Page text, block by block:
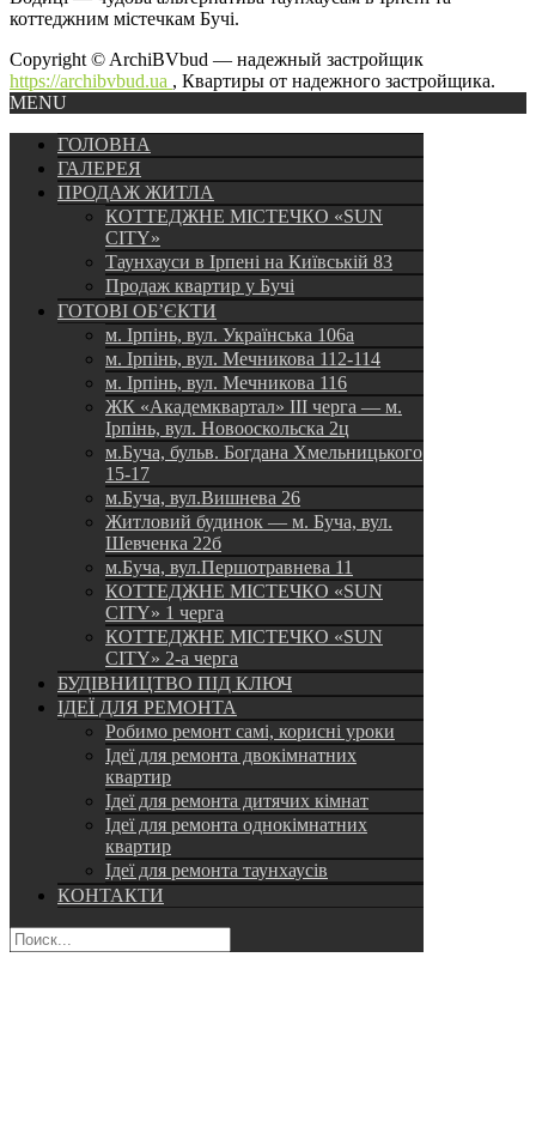
коттеджним містечкам Бучі.
Copyright © ArchiBVbud — надежный застройщик
https://archibvbud.ua , Квартиры от надежного застройщика.
MENU
ГОЛОВНА
ГАЛЕРЕЯ
ПРОДАЖ ЖИТЛА
КОТТЕДЖНЕ МІСТЕЧКО «SUN
CITY»
Таунхауси в Ірпені на Київській 83
Продаж квартир у Бучі
ГОТОВІ ОБ’ЄКТИ
м. Ірпінь, вул. Українська 106а
м. Ірпінь, вул. Мечникова 112-114
м. Ірпінь, вул. Мечникова 116
ЖК «Академквартал» III черга — м.
Ірпінь, вул. Новооскольска 2ц
м.Буча, бульв. Богдана Хмельницького
15-17
м.Буча, вул.Вишнева 26
Житловий будинок — м. Буча, вул.
Шевченка 22б
м.Буча, вул.Першотравнева 11
КОТТЕДЖНЕ МІСТЕЧКО «SUN
CITY» 1 черга
КОТТЕДЖНЕ МІСТЕЧКО «SUN
CITY» 2-а черга
БУДІВНИЦТВО ПІД КЛЮЧ
ІДЕЇ ДЛЯ РЕМОНТА
Робимо ремонт самі, корисні уроки
Ідеї для ремонта двокімнатних
квартир
Ідеї для ремонта дитячих кімнат
Ідеї для ремонта однокімнатних
квартир
Ідеї для ремонта таунхаусів
КОНТАКТИ